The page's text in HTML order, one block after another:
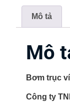
Mô tả
Mô
Bơm trục
Công ty